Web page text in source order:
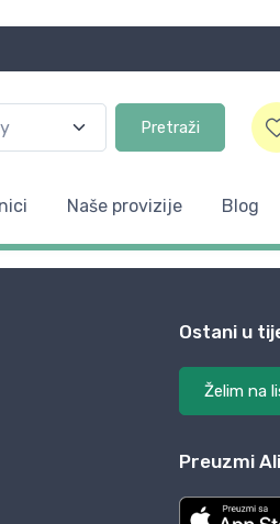
Pretraži
Naše provizije Blog
Ostani u
Želim na
Preuzmi